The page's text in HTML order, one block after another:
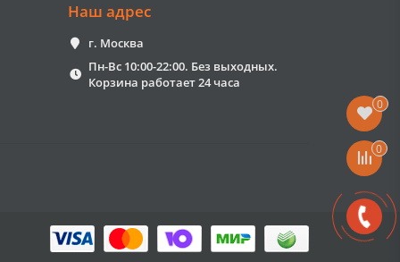
Наш адрес
г. Москва
Пн-Вс 10:00-22:00. Без выходных.
Корзина работает 24 часа
0
0